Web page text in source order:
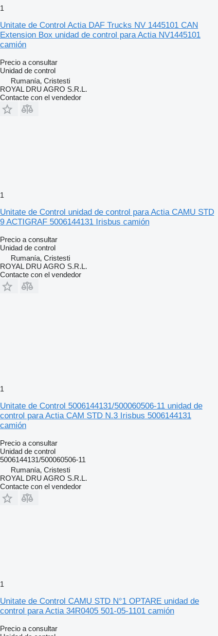
1
Unitate de Control Actia DAF Trucks NV 1445101 CAN
Extension Box unidad de control para Actia NV1445101
camión
Precio a consultar
Unidad de control
Rumanía, Cristesti
ROYAL DRU AGRO S.R.L.
Contacte con el vendedor
1
Unitate de Control unidad de control para Actia CAMU STD
9 ACTIGRAF 5006144131 Irisbus camión
Precio a consultar
Unidad de control
Rumanía, Cristesti
ROYAL DRU AGRO S.R.L.
Contacte con el vendedor
1
Unitate de Control 5006144131/500060506-11 unidad de
control para Actia CAM STD N.3 Irisbus 5006144131
camión
Precio a consultar
Unidad de control
5006144131/500060506-11
Rumanía, Cristesti
ROYAL DRU AGRO S.R.L.
Contacte con el vendedor
1
Unitate de Control CAMU STD N°1 OPTARE unidad de
control para Actia 34R0405 501-05-1101 camión
Precio a consultar